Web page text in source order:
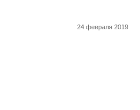
24 февраля 2019